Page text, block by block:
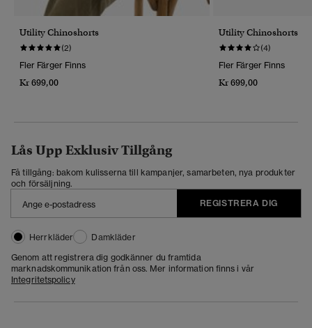
Utility Chinoshorts
(2)
Fler Färger Finns
Kr 699,00
Utility Chinoshorts
(4)
Fler Färger Finns
Kr 699,00
Lås Upp Exklusiv Tillgång
Få tillgång: bakom kulisserna till kampanjer, samarbeten, nya produkter
och försäljning.
REGISTRERA DIG
Herrkläder
Damkläder
Genom att registrera dig godkänner du framtida
marknadskommunikation från oss. Mer information finns i vår
Integritetspolicy